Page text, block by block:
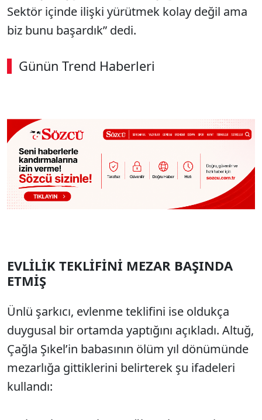
Sektör içinde ilişki yürütmek kolay değil ama
biz bunu başardık” dedi.
Günün Trend Haberleri
00:02 / 08:06
EVLİLİK TEKLİFİNİ MEZAR BAŞINDA
ETMİŞ
Ünlü şarkıcı, evlenme teklifini ise oldukça
duygusal bir ortamda yaptığını açıkladı. Altuğ,
Çağla Şıkel’in babasının ölüm yıl dönümünde
mezarlığa gittiklerini belirterek şu ifadeleri
kullandı: